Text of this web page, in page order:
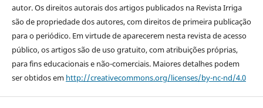
autor. Os direitos autorais dos artigos publicados na Revista Irriga
são de propriedade dos autores, com direitos de primeira publicação
para o periódico. Em virtude de aparecerem nesta revista de acesso
público, os artigos são de uso gratuito, com atribuições próprias,
para fins educacionais e não-comerciais. Maiores detalhes podem
ser obtidos em http://creativecommons.org/licenses/by-nc-nd/4.0